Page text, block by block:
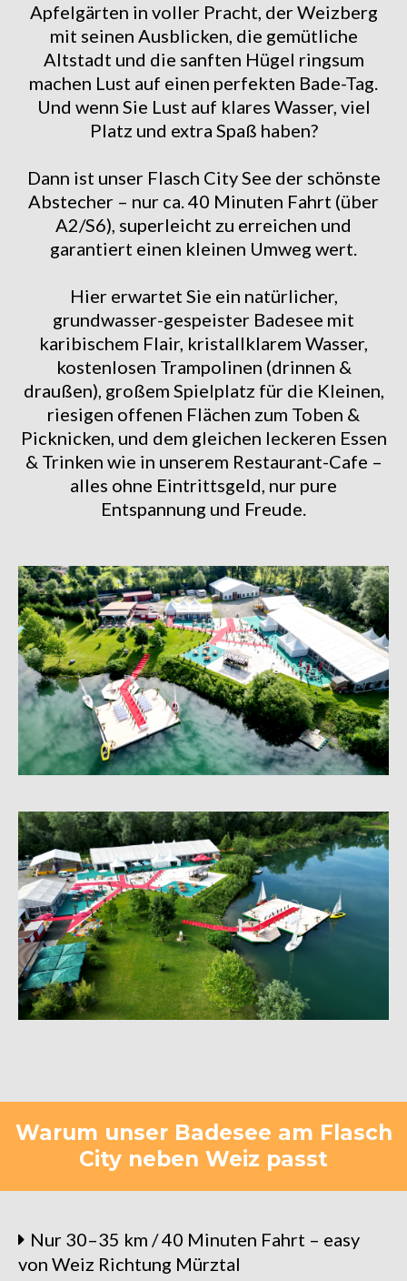
Apfelgärten in voller Pracht, der Weizberg
mit seinen Ausblicken, die gemütliche
Altstadt und die sanften Hügel ringsum
machen Lust auf einen perfekten Bade-Tag.
Und wenn Sie Lust auf klares Wasser, viel
Platz und extra Spaß haben?
Dann ist unser Flasch City See der schönste
Abstecher – nur ca. 40 Minuten Fahrt (über
A2/S6), superleicht zu erreichen und
garantiert einen kleinen Umweg wert.
Hier erwartet Sie ein natürlicher,
grundwasser-gespeister Badesee mit
karibischem Flair, kristallklarem Wasser,
kostenlosen Trampolinen (drinnen &
draußen), großem Spielplatz für die Kleinen,
riesigen offenen Flächen zum Toben &
Picknicken, und dem gleichen leckeren Essen
& Trinken wie in unserem Restaurant-Cafe –
alles ohne Eintrittsgeld, nur pure
Entspannung und Freude.
Warum unser Badesee am Flasch
City neben Weiz passt
Nur 30–35 km / 40 Minuten Fahrt – easy
von Weiz Richtung Mürztal